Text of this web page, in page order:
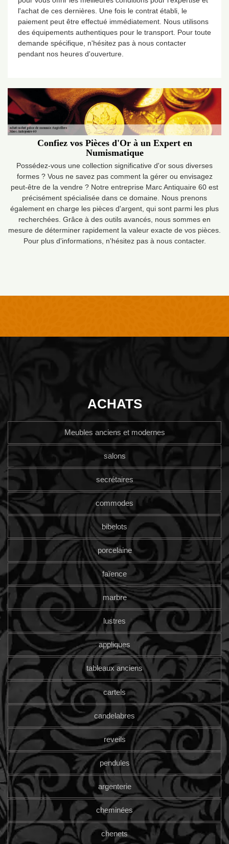
l'achat de ces dernières. Une fois le contrat établi, le
paiement peut être effectué immédiatement. Nous utilisons
des équipements authentiques pour le transport. Pour toute
demande spécifique, n'hésitez pas à nous contacter
pendant nos heures d'ouverture.
Confiez vos Pièces d'Or à un Expert en
Numismatique
Possédez-vous une collection significative d'or sous diverses
formes ? Vous ne savez pas comment la gérer ou envisagez
peut-être de la vendre ? Notre entreprise Marc Antiquaire 60 est
précisément spécialisée dans ce domaine. Nous prenons
également en charge les pièces d'argent, qui sont parmi les plus
recherchées. Grâce à des outils avancés, nous sommes en
mesure de déterminer rapidement la valeur exacte de vos pièces.
Pour plus d'informations, n'hésitez pas à nous contacter.
ACHATS
Meubles anciens et modernes
salons
secrétaires
commodes
bibelots
porcelaine
faïence
marbre
lustres
appliques
tableaux anciens
cartels
candelabres
reveils
pendules
argenterie
cheminées
chenets